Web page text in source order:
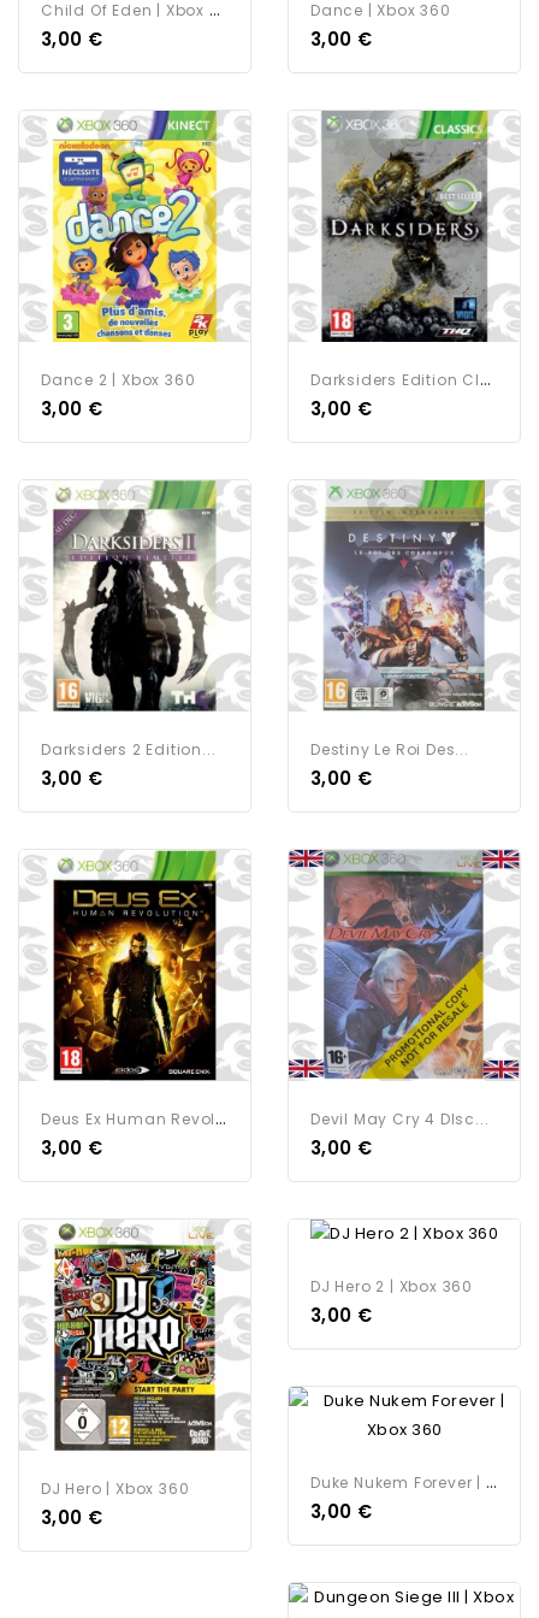
C
Hild Of Eden | Xbox 360
3,00 €
Dance | Xbox 360
3,00 €
Dance 2 | Xbox 360
3,00 €
D
Arksiders Edition Classics...
3,00 €
Darksiders 2 Edition...
3,00 €
Destiny Le Roi Des...
3,00 €
D
Eus Ex Human Revolution |...
3,00 €
Devil May Cry 4 DIsc...
3,00 €
DJ Hero | Xbox 360
3,00 €
DJ Hero 2 | Xbox 360
3,00 €
D
Uke Nukem Forever | Xbox 360
3,00 €